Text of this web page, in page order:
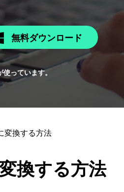
無料ダウンロード
使っています。
変換する方法
換する方法